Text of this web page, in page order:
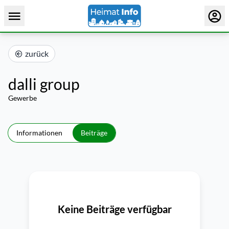
zurück
dalli group
Gewerbe
Informationen Beiträge
Keine Beiträge verfügbar